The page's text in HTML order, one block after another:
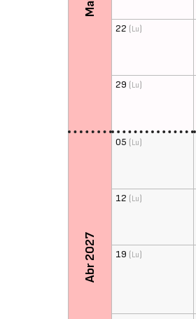
22 (Lu)
29 (Lu)
Abr 2027
05 (Lu)
12 (Lu)
19 (Lu)